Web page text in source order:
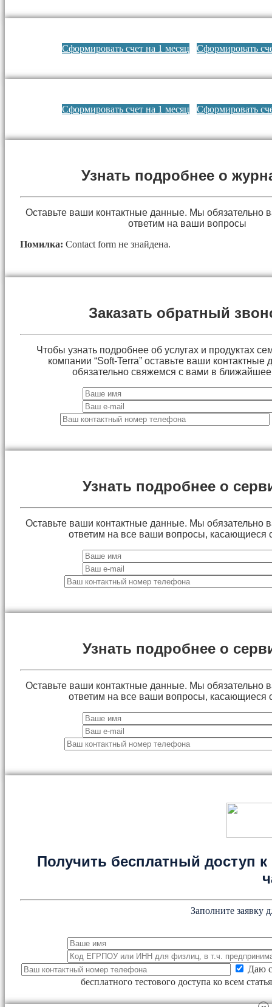
Сформировать счет на 1 месяц Сформировать
Сформировать счет на 1 месяц Сформировать
Узнать подробнее о
Оставьте ваши контактные данные. Мы обязательно
ответим на ваши вопросы
Помилка: Contact form не знайдена.
Заказать обратный
Чтобы узнать подробнее об услугах и продуктах
компании “Soft-Terra” оставьте ваши
обязательно свяжемся с вами в
Узнать подробнее о
Оставьте ваши контактные данные. Мы обязательно
ответим на все ваши вопросы, касающиеся
Узнать подробнее о
Оставьте ваши контактные данные. Мы обязательно
ответим на все ваши вопросы, касающиеся
Получить бесплатный доступ к
Заполните заявку
Даю
бесплатного тестового доступа ко всем